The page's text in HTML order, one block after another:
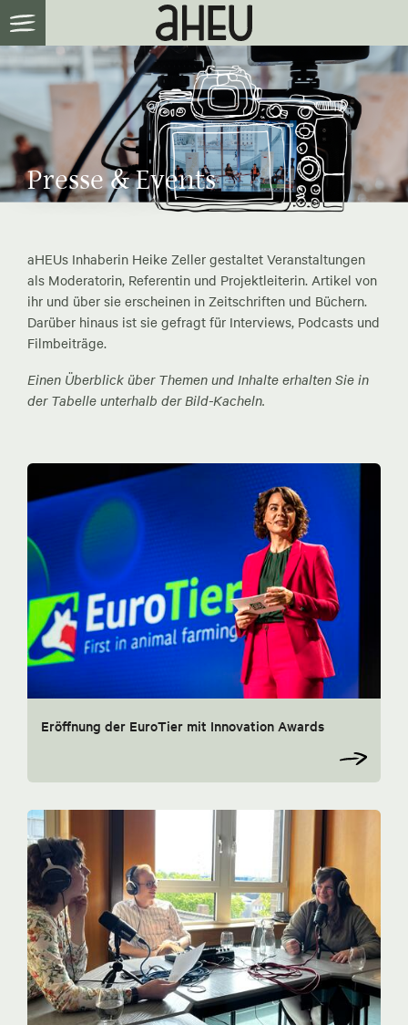
Presse & Events
aHEUs Inhaberin Heike Zeller gestaltet Veranstaltungen
als Moderatorin, Referentin und Projektleiterin. Artikel von
ihr und über sie erscheinen in Zeitschriften und Büchern.
Darüber hinaus ist sie gefragt für Interviews, Podcasts und
Filmbeiträge.
Einen Überblick über Themen und Inhalte erhalten Sie in
der Tabelle unterhalb der Bild-Kacheln.
Eröffnung der EuroTier mit Innovation Awards